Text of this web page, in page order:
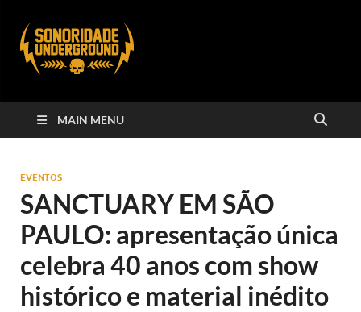
MAIN MENU
EVENTOS
SANCTUARY EM SÃO
PAULO: apresentação única
celebra 40 anos com show
histórico e material inédito